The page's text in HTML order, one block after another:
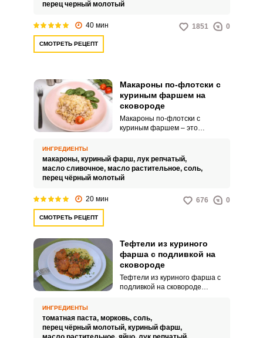
перец черный молотый
40 мин 1851 0
СМОТРЕТЬ РЕЦЕПТ
Макароны по-флотски с
куриным фаршем на
сковороде
Макароны по-флотски с
куриным фаршем – это
семейного обеда или ужина.
Нежные макароны,
сочетающиеся с сочным
великолепный вкусовой баланс.
ИНГРЕДИЕНТЫ
макароны, куриный фарш, лук репчатый,
масло сливочное, масло растительное, соль,
перец чёрный молотый
20 мин 676 0
СМОТРЕТЬ РЕЦЕПТ
Тефтели из куриного
фарша с подливкой на
сковороде
Тефтели из куриного фарша с
подливкой на сковороде
получается сытным и очень
вкусным.
ИНГРЕДИЕНТЫ
томатная паста, морковь, соль,
перец чёрный молотый, куриный фарш,